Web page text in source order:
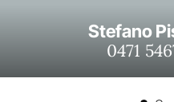
Stefano
0471